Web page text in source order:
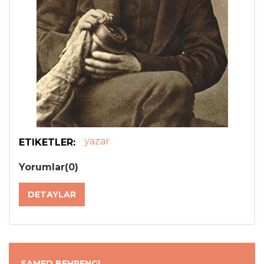
Koleji’nden dereceyle mezun oldu ve matematik
ETIKETLER: yazar
Yorumlar(0)
DETAYLAR